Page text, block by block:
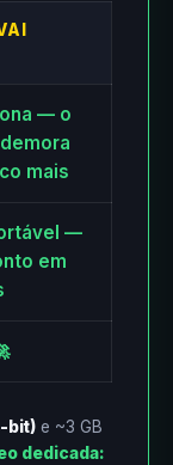
— o
mais
—
em
bit) e ~3 GB
dedicada: